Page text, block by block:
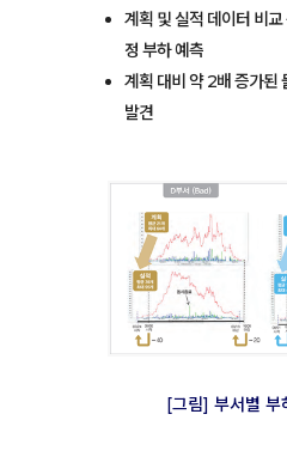
계획 및 실적 데이터 비
정 부하 예측
계획 대비 약 2배 증가된
발견
[그림] 부서별 부